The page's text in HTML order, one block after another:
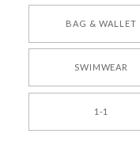
250
2026/05/
2026/04/14
BAG & WALLET
SWIMWEAR
1-1